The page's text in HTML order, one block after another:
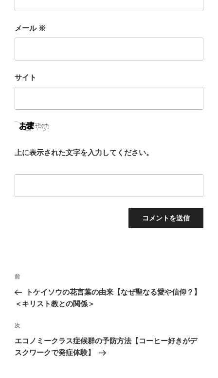
メール ※
サイト
上に表示された文字を入力してください。
投
ナ
ゲ
ー
シ
前
の
投
前
トケイソウの花言葉の由来【なぜ聖なる愛や信仰？】
＜キリスト教との関係＞
次
の
投
次
エコノミークラス症候群の予防方法【コーヒー好きがデ
スクワークで発症体験】